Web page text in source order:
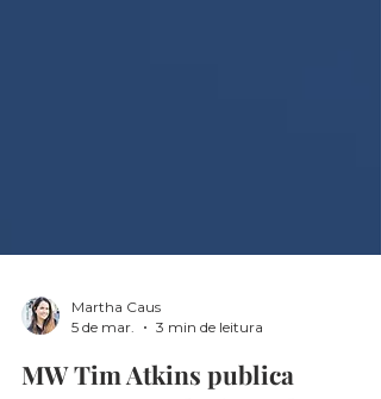
5 de mar.
3 min de leitura